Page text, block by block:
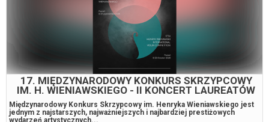
17. MIĘDZYNARODOWY KONKURS SKRZYPCOWY
IM. H. WIENIAWSKIEGO - II KONCERT LAUREATÓW
Międzynarodowy Konkurs Skrzypcowy im. Henryka Wieniawskiego jest
jednym z najstarszych, najważniejszych i najbardziej prestiżowych